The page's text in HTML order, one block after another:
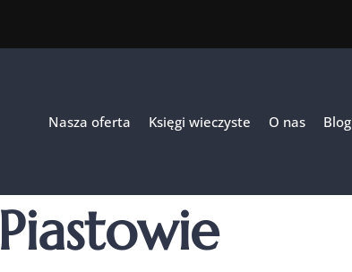
Nasza oferta Księgi wieczyste O nas Blog
Piastowie